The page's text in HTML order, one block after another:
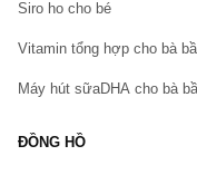
Siro ho cho bé
Vitamin tổng hợp cho bà
Máy hút sữaDHA cho bà
ĐỒNG HỒ